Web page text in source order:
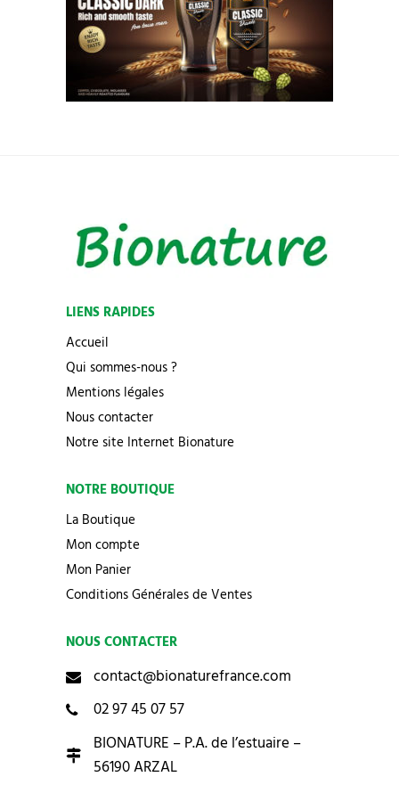
LIENS RAPIDES
Accueil
Qui sommes-nous ?
Mentions légales
Nous contacter
Notre site Internet Bionature
NOTRE BOUTIQUE
La Boutique
Mon compte
Mon Panier
Conditions Générales de Ventes
NOUS CONTACTER
contact@bionaturefrance.com
02 97 45 07 57
BIONATURE – P.A. de l’estuaire –
56190 ARZAL